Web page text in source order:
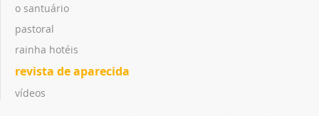
o santuário
pastoral
rainha hotéis
revista de aparecida
vídeos